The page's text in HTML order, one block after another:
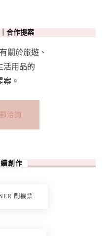
合作提案
關於旅遊、
活用品的
案。
洽詢
創作
刷機票